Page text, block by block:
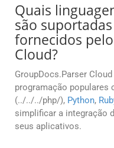
Quais
são
fornecidos
Cloud?
GroupDocs.Parser
programação populares
(../../../php/), Python,
simplificar a integração
seus aplicativos.